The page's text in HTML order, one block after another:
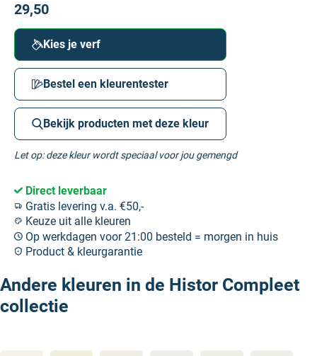
29,50
Kies je verf
Bestel een kleurentester
Bekijk producten met deze kleur
Let op: deze kleur wordt speciaal voor jou gemengd
Direct leverbaar
Gratis levering v.a. €50,-
Keuze uit alle kleuren
Op werkdagen voor 21:00 besteld = morgen in huis
Product & kleurgarantie
Andere kleuren in de Histor Compleet
collectie